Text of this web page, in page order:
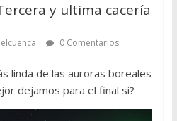
y ultima cacería
0 Comentarios
linda de las auroras boreales
dejamos para el final si?